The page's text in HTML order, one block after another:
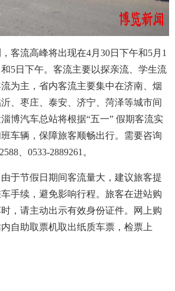
流高峰将出现在4月30日下午和5月1
5日下午。客流主要以探亲流、学生流
为主，省内客流主要集中在济南、烟
、枣庄、泰安、济宁、菏泽等城市间
博汽车总站将根据“五一” 假期客流实
车辆，保障旅客顺畅出行。需要咨询
、0533-2889261。
节假日期间客流量大，建议旅客提
手续，避免影响行程。旅客在进站购
时，请主动出示有效身份证件。网上购
自助取票机取出纸质车票，检票上